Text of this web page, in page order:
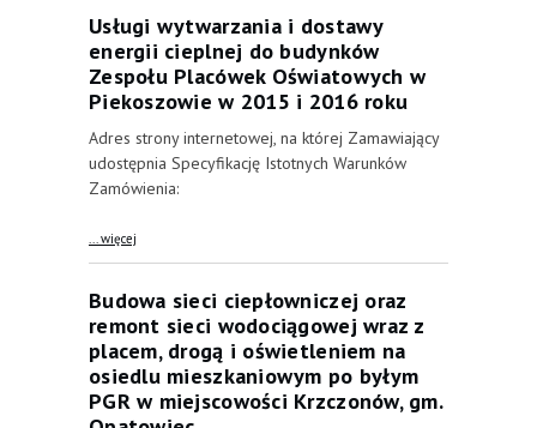
Usługi wytwarzania i dostawy
energii cieplnej do budynków
Zespołu Placówek Oświatowych w
Piekoszowie w 2015 i 2016 roku
Adres strony internetowej, na której Zamawiający
udostępnia Specyfikację Istotnych Warunków
Zamówienia:
... więcej
Budowa sieci ciepłowniczej oraz
remont sieci wodociągowej wraz z
placem, drogą i oświetleniem na
osiedlu mieszkaniowym po byłym
PGR w miejscowości Krzczonów, gm.